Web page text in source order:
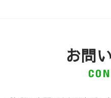
お問